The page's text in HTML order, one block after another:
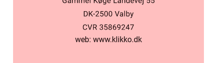
web: www.klikko.dk